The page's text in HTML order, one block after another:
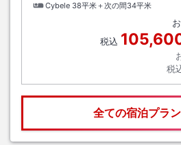
Cybele 38平米＋次の間34平米
税込
税
全ての宿泊プラ